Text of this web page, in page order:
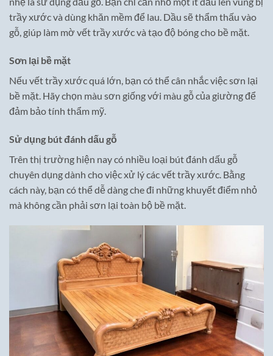
trầy xước và dùng khăn mềm để lau. Dầu sẽ thẩm thấu vào
gỗ, giúp làm mờ vết trầy xước và tạo độ bóng cho bề mặt.
Sơn lại bề mặt
Nếu vết trầy xước quá lớn, bạn có thể cân nhắc việc sơn lại
bề mặt. Hãy chọn màu sơn giống với màu gỗ của giường để
đảm bảo tính thẩm mỹ.
Sử dụng bút đánh dấu gỗ
Trên thị trường hiện nay có nhiều loại bút đánh dấu gỗ
chuyên dụng dành cho việc xử lý các vết trầy xước. Bằng
cách này, bạn có thể dễ dàng che đi những khuyết điểm nhỏ
mà không cần phải sơn lại toàn bộ bề mặt.